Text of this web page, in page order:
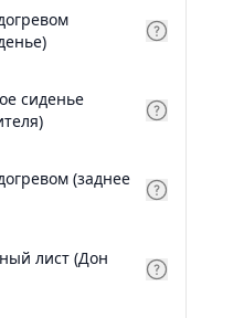
сиденье
(заднее
лист (Дон